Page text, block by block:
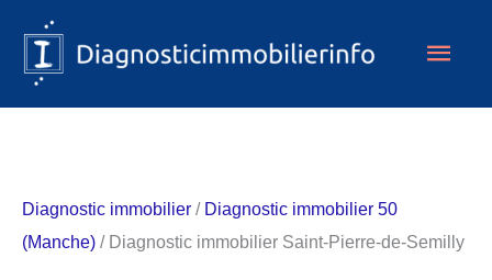
contenu
Diagnostic immobilier / Diagnostic immobilier 50
(Manche) / Diagnostic immobilier Saint-Pierre-de-Semilly